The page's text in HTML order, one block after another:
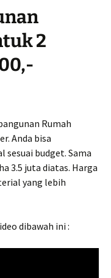
2
Rumah
Anda bisa
budget. Sama
3.5 juta diatas. Harga
yang lebih
dibawah ini :